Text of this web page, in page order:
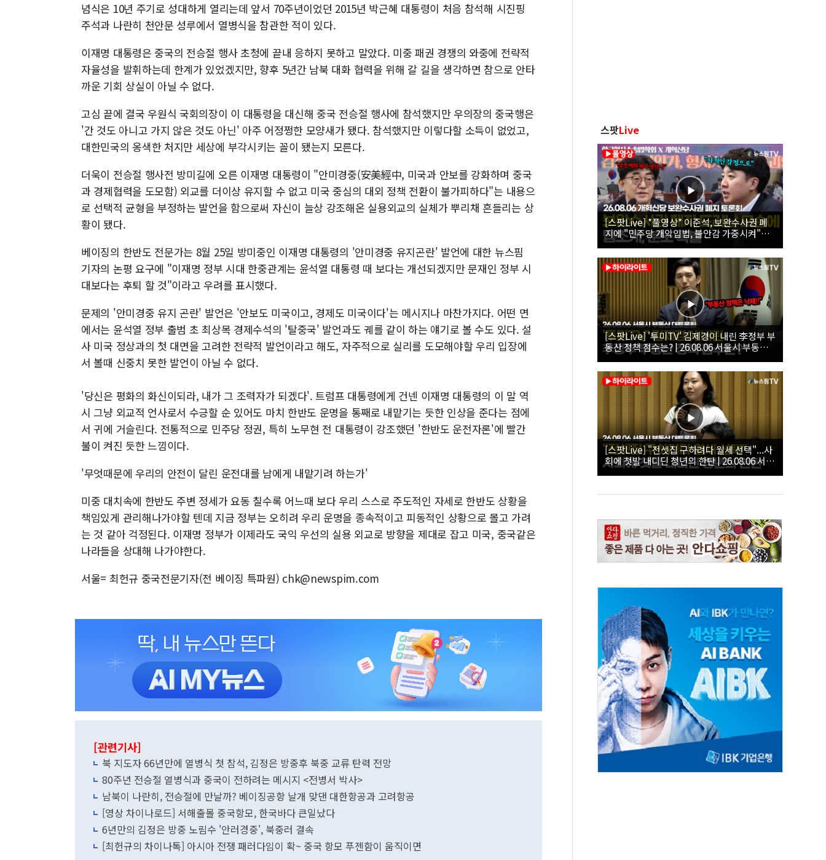
념식은 10년 주기로 성대하게 열리는데 앞서 70주년이었던 2015년 박근혜 대통령이 처음 참석해 시진핑
주석과 나란히 천안문 성루에서 열병식을 참관한 적이 있다.
이재명 대통령은 중국의 전승절 행사 초청에 끝내 응하지 못하고 말았다. 미중 패권 경쟁의 와중에 전략적
자율성을 발휘하는데 한계가 있었겠지만, 향후 5년간 남북 대화 협력을 위해 갈 길을 생각하면 참으로 안타
까운 기회 상실이 아닐 수 없다.
고심 끝에 결국 우원식 국회의장이 이 대통령을 대신해 중국 전승절 행사에 참석했지만 우의장의 중국행은
'간 것도 아니고 가지 않은 것도 아닌' 아주 어정쩡한 모양새가 됐다. 참석했지만 이렇다할 소득이 없었고,
대한민국의 옹색한 처지만 세상에 부각시키는 꼴이 됐는지 모른다.
더욱이 전승절 행사전 방미길에 오른 이재명 대통령이 "안미경중(安美經中, 미국과 안보를 강화하며 중국
과 경제협력을 도모함) 외교를 더이상 유지할 수 없고 미국 중심의 대외 정책 전환이 불가피하다"는 내용으
로 선택적 균형을 부정하는 발언을 함으로써 자신이 늘상 강조해온 실용외교의 실체가 뿌리채 흔들리는 상
황이 됐다.
베이징의 한반도 전문가는 8월 25일 방미중인 이재명 대통령의 '안미경중 유지곤란' 발언에 대한 뉴스핌
기자의 논평 요구에 "이재명 정부 시대 한중관계는 윤석열 대통령 때 보다는 개선되겠지만 문재인 정부 시
대보다는 후퇴 할 것"이라고 우려를 표시했다.
문제의 '안미경중 유지 곤란' 발언은 '안보도 미국이고, 경제도 미국이다'는 메시지나 마찬가지다. 어떤 면
에서는 윤석열 정부 출범 초 최상목 경제수석의 '탈중국' 발언과도 궤를 같이 하는 얘기로 볼 수도 있다. 설
사 미국 정상과의 첫 대면을 고려한 전략적 발언이라고 해도, 자주적으로 실리를 도모해야할 우리 입장에
서 볼때 신중치 못한 발언이 아닐 수 없다.
'당신은 평화의 화신이되라, 내가 그 조력자가 되겠다'. 트럼프 대통령에게 건넨 이재명 대통령의 이 말 역
시 그냥 외교적 언사로서 수긍할 순 있어도 마치 한반도 운명을 통째로 내맡기는 듯한 인상을 준다는 점에
서 귀에 거슬린다. 전통적으로 민주당 정권, 특히 노무현 전 대통령이 강조했던 '한반도 운전자론'에 빨간
불이 켜진 듯한 느낌이다.
'무엇때문에 우리의 안전이 달린 운전대를 남에게 내맡기려 하는가'
미중 대치속에 한반도 주변 정세가 요동 칠수록 어느때 보다 우리 스스로 주도적인 자세로 한반도 상황을
책임있게 관리해나가야할 텐데 지금 정부는 오히려 우리 운명을 종속적이고 피동적인 상황으로 몰고 가려
는 것 같아 걱정된다. 이재명 정부가 이제라도 국익 우선의 실용 외교로 방향을 제대로 잡고 미국, 중국같은
나라들을 상대해 나가야한다.
서울= 최헌규 중국전문기자(전 베이징 특파원) chk@newspim.com
[관련기사]
북 지도자 66년만에 열병식 첫 참석, 김정은 방중후 북중 교류 탄력 전망
80주년 전승절 열병식과 중국이 전하려는 메시지 <전병서 박사>
남북이 나란히, 전승절에 만날까? 베이징공항 날개 맞댄 대한항공과 고려항공
[영상 차이나로드] 서해출몰 중국항모, 한국바다 큰일났다
6년만의 김정은 방중 노림수 '안러경중', 북중러 결속
[최헌규의 차이나톡] 아시아 전쟁 패러다임이 확~ 중국 항모 푸젠함이 움직이면
스팟Live
[스팟Live] *풀영상* 이준석, 보완수사권 폐
지에 "민주당 개악입법, 불안감 가중시켜"｜
26.08.06 개혁신당 보완수사권 폐지 토론회
[스팟Live] '투미TV' 김제경이 내린 李정부 부
동산 정책 점수는? | 26.08.06 서울시 부동산
대토론회
[스팟Live] "전셋집 구하려다 월세 선택"...사
회에 첫발 내디딘 청년의 한탄 | 26.08.06 서울
시 부동산 대토론회